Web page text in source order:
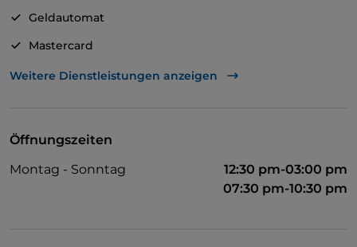
Geldautomat
Mastercard
Visa
Weitere Dienstleistungen anzeigen
Öffnungszeiten
Montag - Sonntag
12:30 pm-03:00 pm
07:30 pm-10:30 pm